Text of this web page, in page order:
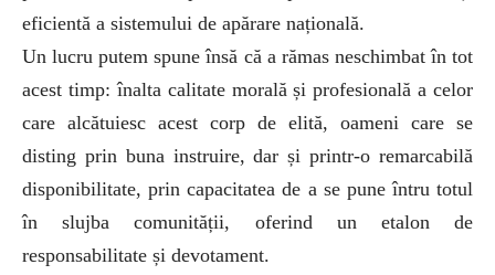
eficientă a sistemului de apărare națională.
Un lucru putem spune însă că a rămas neschimbat în tot
acest timp: înalta calitate morală și profesională a celor
care alcătuiesc acest corp de elită, oameni care se
disting prin buna instruire, dar și printr-o remarcabilă
disponibilitate, prin capacitatea de a se pune întru totul
în slujba comunității, oferind un etalon de
responsabilitate și devotament.